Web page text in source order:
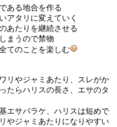
ある地合を作る
アタリに変えていく
あたりを継続させる
まうので禁物
てのことを楽しむ
リやジャミあたり、スレがか
たらハリスの長さ、エサのタ
エサバラケ、ハリスは短めで
やジャミあたりになりやすい